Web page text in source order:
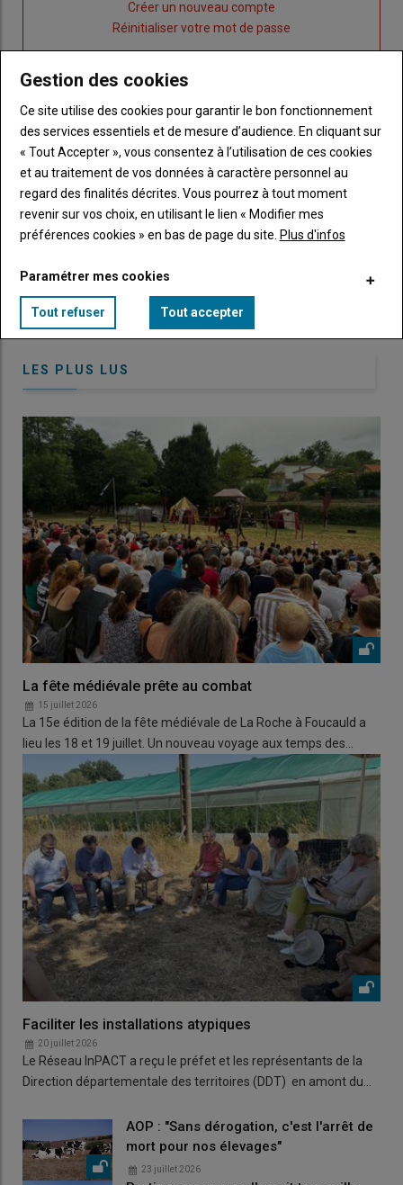
un
compte"
Créer un nouveau compte
"Réinitialiser
mot
de
passe"
Réinitialiser votre mot de passe
"Je
me
connecte"
Je me connecte
Sous-
titre
Vous n'êtes pas abonné(e)
TITRE CRÉEZ UN COMPTE
BodyChoisissez votre formule et créez votre
Lien Créez un compte
LES PLUS LUS
La fête médiévale prête au combat
15 juillet 2026
La 15e édition de la fête médiévale de La Roche à Foucauld a
lieu les 18 et 19 juillet. Un nouveau voyage aux temps des…
Faciliter les installations atypiques
20 juillet 2026
Le Réseau InPACT a reçu le préfet et les représentants de la
Direction départementale des territoires (DDT) en amont du…
AOP : "Sans dérogation, c'est l'arrêt de
mort pour nos élevages"
23 juillet 2026
Gestion des cookies
Ce site utilise des cookies pour garantir le bon fonctionnement
des services essentiels et de mesure d’audience. En cliquant sur
« Tout Accepter », vous consentez à l’utilisation de ces cookies
et au traitement de vos données à caractère personnel au
regard des finalités décrites. Vous pourrez à tout moment
revenir sur vos choix, en utilisant le lien « Modifier mes
préférences cookies » en bas de page du site. Plus d'infos
Paramétrer mes cookies
Tout refuser Tout accepter